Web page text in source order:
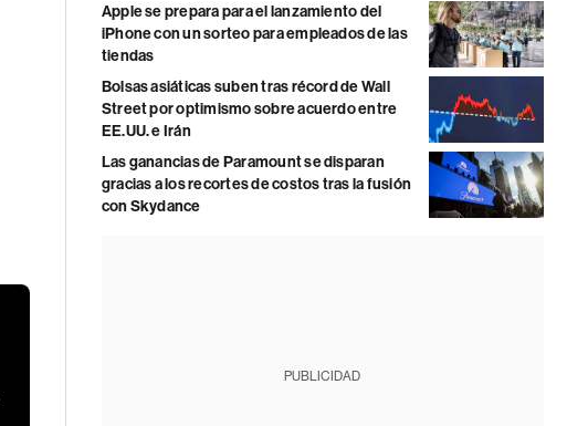
Apple se prepara para el lanzamiento del
iPhone con un sorteo para empleados de las
tiendas
Bolsas asiáticas suben tras récord de Wall
Street por optimismo sobre acuerdo entre
EE.UU. e Irán
Las ganancias de Paramount se disparan
gracias a los recortes de costos tras la fusión
con Skydance
PUBLICIDAD